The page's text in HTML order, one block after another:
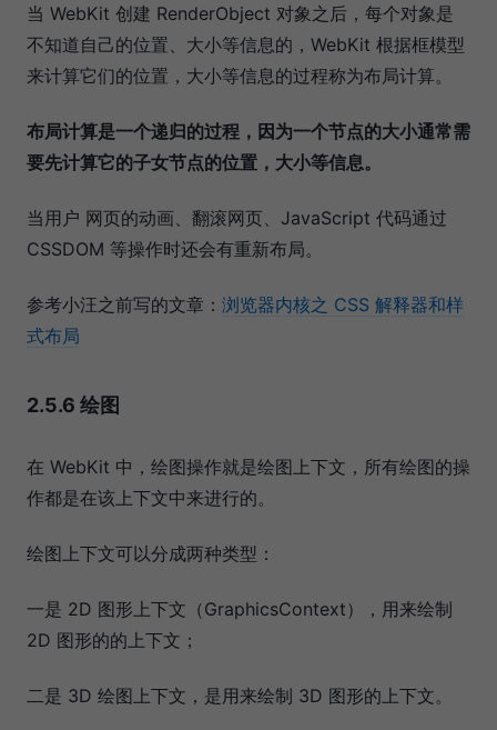
当 WebKit 创建 RenderObject 对象之后，每个对象是
不知道自己的位置、大小等信息的，WebKit 根据框模型
来计算它们的位置，大小等信息的过程称为布局计算。
布局计算是一个递归的过程，因为一个节点的大小通常需
要先计算它的子女节点的位置，大小等信息。
当用户 网页的动画、翻滚网页、JavaScript 代码通过
CSSDOM 等操作时还会有重新布局。
参考小汪之前写的文章： 浏览器内核之 CSS 解释器和样
式布局
2.5.6 绘图
在 WebKit 中，绘图操作就是绘图上下文，所有绘图的操
作都是在该上下文中来进行的。
绘图上下文可以分成两种类型：
一是 2D 图形上下文（GraphicsContext），用来绘制
2D 图形的的上下文；
二是 3D 绘图上下文，是用来绘制 3D 图形的上下文。